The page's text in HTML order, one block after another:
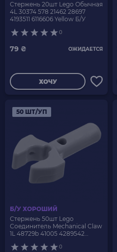
Стержень 20шт Lego Обычная
4L 30374 578 21462 28697
4193511 6116606 Yellow Б/У
0
79 ₴ ОЖИДАЕТСЯ
ХОЧУ
50 ШТ/УП
Б/У ХОРОШИЙ
Стержень 50шт Lego
Соединитель Mechanical Claw
1L 48729b 41005 4289542
Bluish Grey Б/У
0